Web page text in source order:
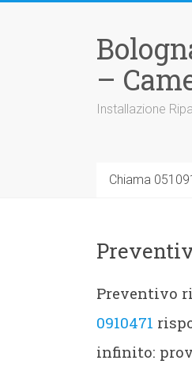
–
Installazione
Chiama
Preventivo
0910471
infinito: